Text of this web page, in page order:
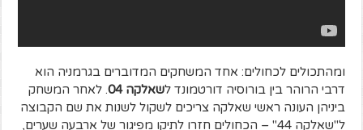
ומהתכולים לכחולים: אחד המשחקים המדוברים בגרמניה הוא
דרבי הרוהר בין בורוסיה דורטמונד לשאלקה 04
. לאחר המשחק
ביניהן העונה ראשי שאלקה צריכים לשקול לשנות את שם הקבוצה
ל"שאלקה 44" – הכחולים חזרו לתיקו מפיגור של ארבעה שערים,